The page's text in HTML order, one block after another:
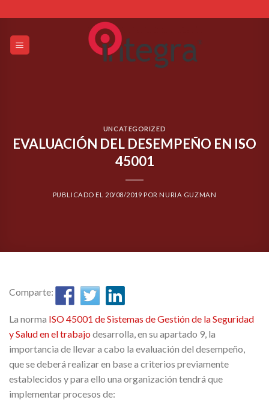
to
content
UNCATEGORIZED
EVALUACIÓN DEL DESEMPEÑO EN ISO
45001
PUBLICADO EL 20/08/2019 PORNURIA GUZMAN
Comparte:
La norma ISO 45001 de Sistemas de Gestión de la Seguridad
y Salud en el trabajodesarrolla, en su apartado 9, la
importancia de llevar a cabo la evaluación del desempeño,
que se deberá realizar en base a criterios previamente
establecidos y para ello una organización tendrá que
implementar procesos de: